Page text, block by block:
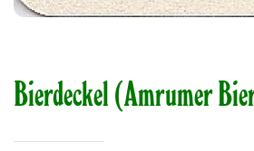
Bierdeckel (Amrumer